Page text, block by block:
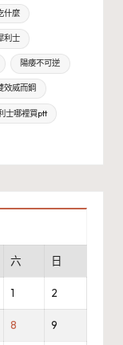
什麼
利士
陽痿不可逆
效威而鋼
士哪裡買ptt
六 日
1 2
8 9